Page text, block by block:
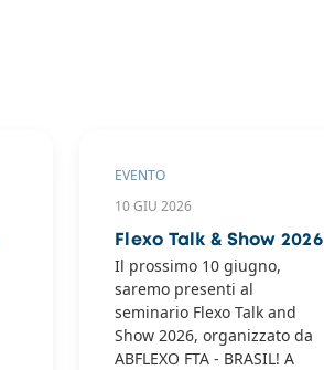
EVENTO
10 GIU 2026
Flexo Talk & Show 2026
Il prossimo 10 giugno,
saremo presenti al
seminario Flexo Talk and
Show 2026, organizzato da
ABFLEXO FTA - BRASIL! A